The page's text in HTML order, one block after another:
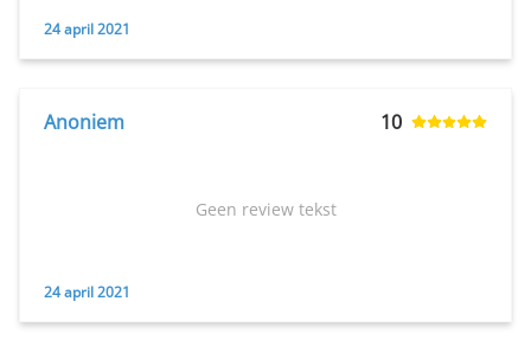
24 april 2021
Anoniem 10
Geen review tekst
24 april 2021